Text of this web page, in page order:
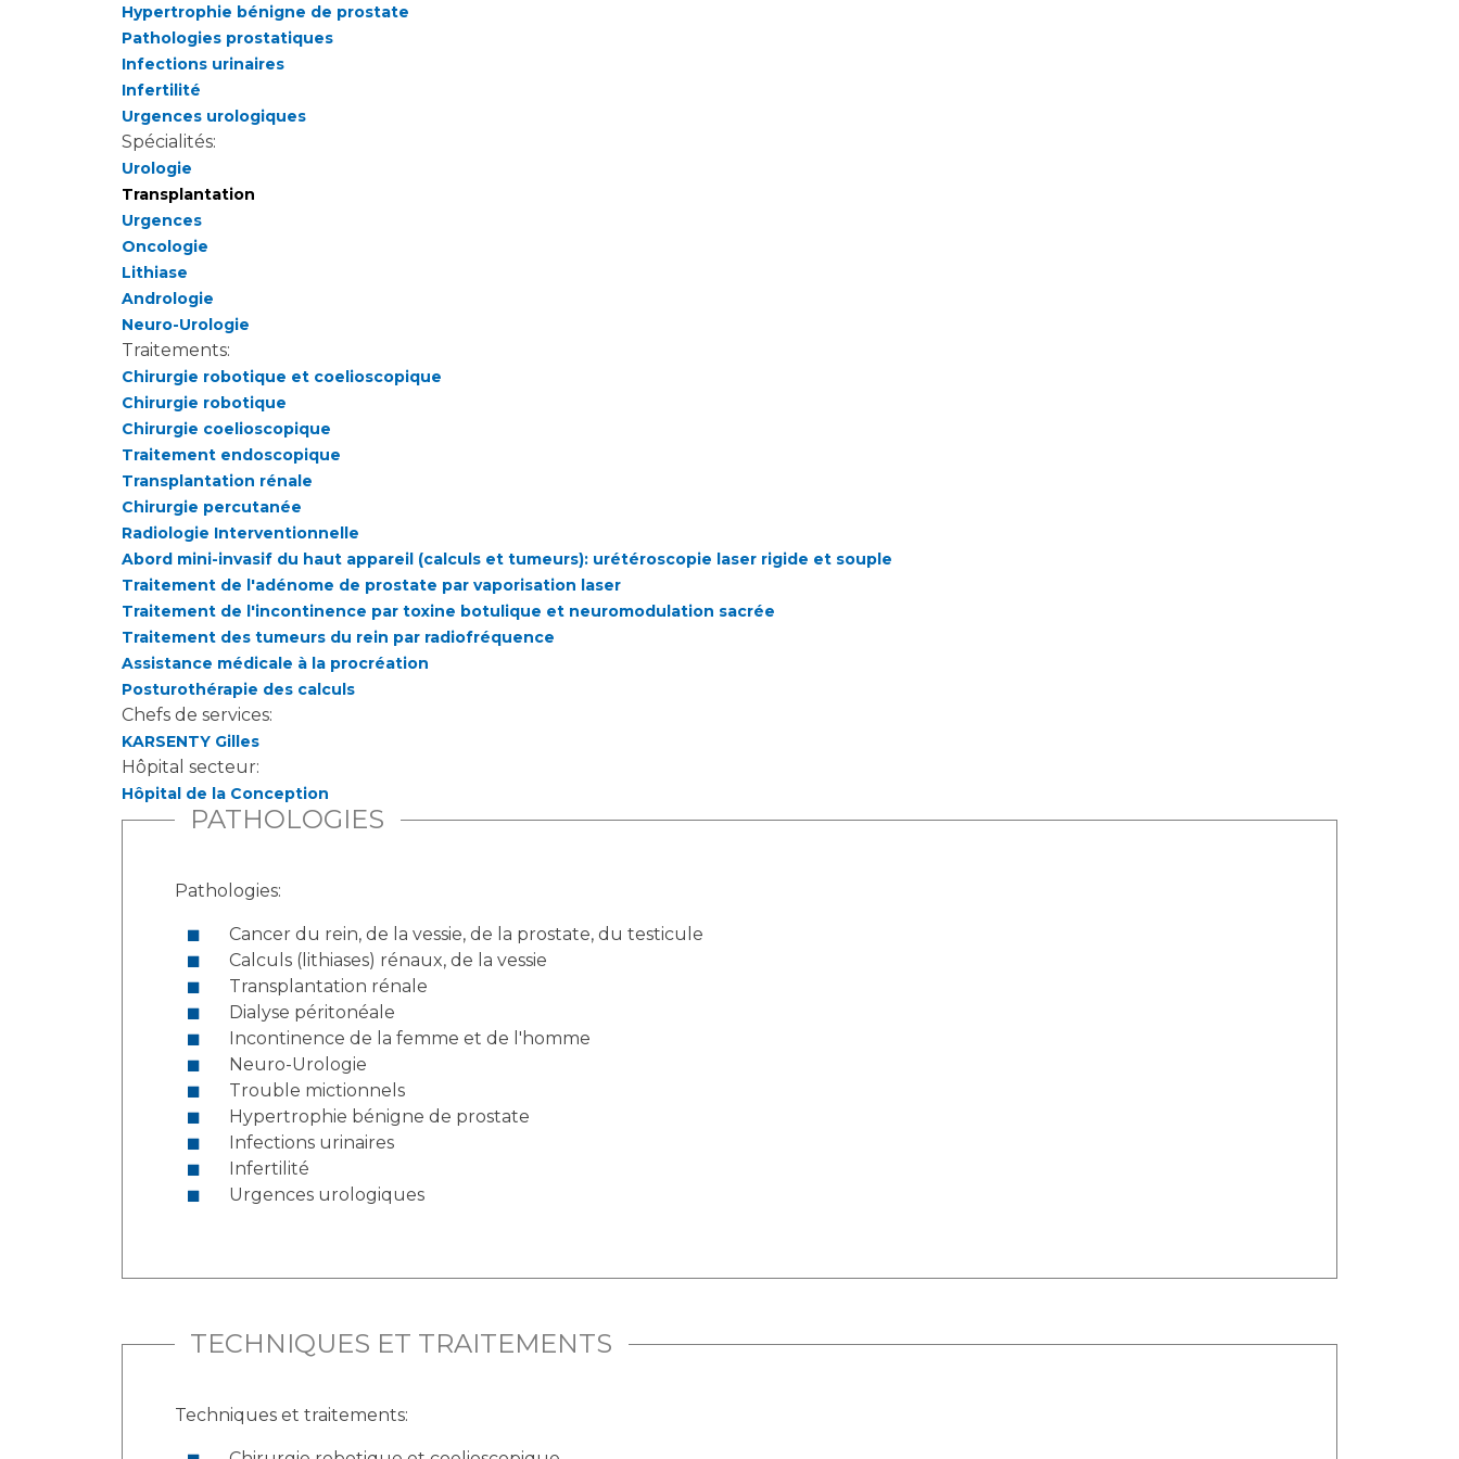
Hypertrophie bénigne de prostate
Pathologies prostatiques
Infections urinaires
Infertilité
Urgences urologiques
Spécialités:
Urologie
Transplantation
Urgences
Oncologie
Lithiase
Andrologie
Neuro-Urologie
Traitements:
Chirurgie robotique et coelioscopique
Chirurgie robotique
Chirurgie coelioscopique
Traitement endoscopique
Transplantation rénale
Chirurgie percutanée
Radiologie Interventionnelle
Abord mini-invasif du haut appareil (calculs et tumeurs): urétéroscopie laser rigide et souple
Traitement de l'adénome de prostate par vaporisation laser
Traitement de l'incontinence par toxine botulique et neuromodulation sacrée
Traitement des tumeurs du rein par radiofréquence
Assistance médicale à la procréation
Posturothérapie des calculs
Chefs de services:
KARSENTY Gilles
Hôpital secteur:
Hôpital de la Conception
PATHOLOGIES
Pathologies:
Cancer du rein, de la vessie, de la prostate, du testicule
Calculs (lithiases) rénaux, de la vessie
Transplantation rénale
Dialyse péritonéale
Incontinence de la femme et de l'homme
Neuro-Urologie
Trouble mictionnels
Hypertrophie bénigne de prostate
Infections urinaires
Infertilité
Urgences urologiques
TECHNIQUES ET TRAITEMENTS
Techniques et traitements: